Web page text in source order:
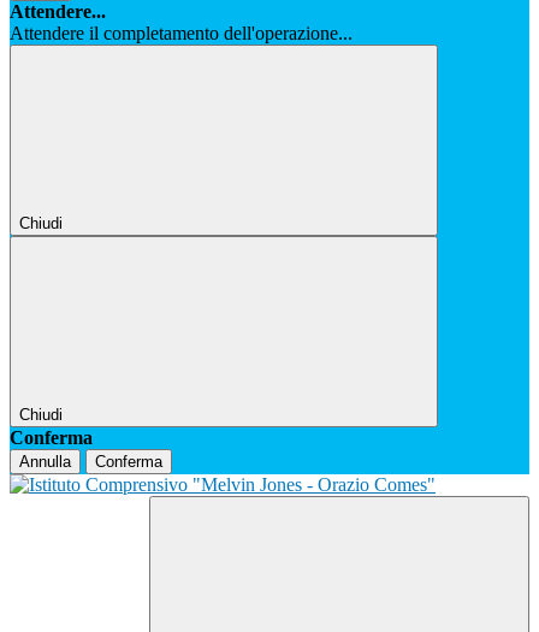
Attendere...
Attendere il completamento dell'operazione...
Chiudi
Chiudi
Conferma
Annulla Conferma